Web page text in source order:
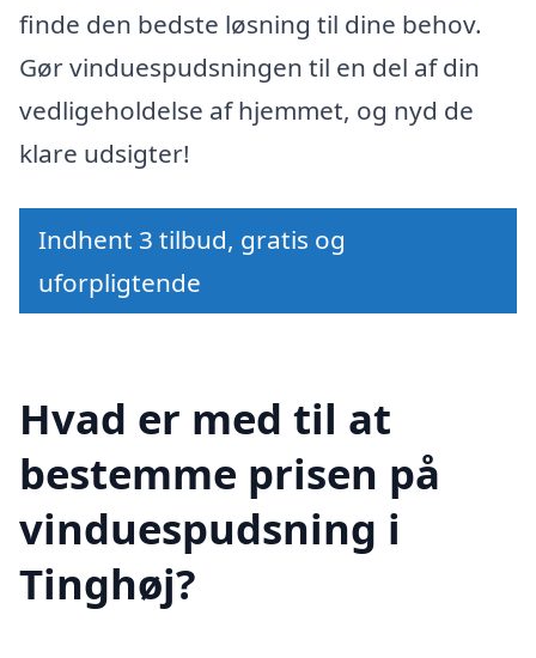
finde den bedste løsning til dine behov.
Gør vinduespudsningen til en del af din
vedligeholdelse af hjemmet, og nyd de
klare udsigter!
Indhent 3 tilbud, gratis og
uforpligtende
Hvad er med til at
bestemme prisen på
vinduespudsning i
Tinghøj?